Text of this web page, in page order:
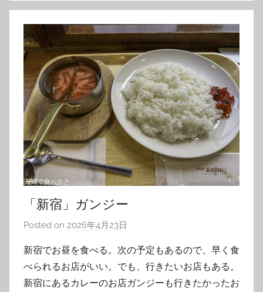
「新宿」ガンジー
Posted on 2026年4月23日
T
o
m
新宿でお昼を食べる。次の予定もあるので、早く食
べられるお店がいい。でも、行きたいお店もある。
新宿にあるカレーのお店ガンジーも行きたかったお